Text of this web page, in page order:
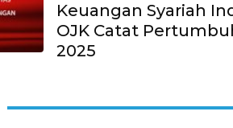
Keuangan Syariah
OJK Catat
2025